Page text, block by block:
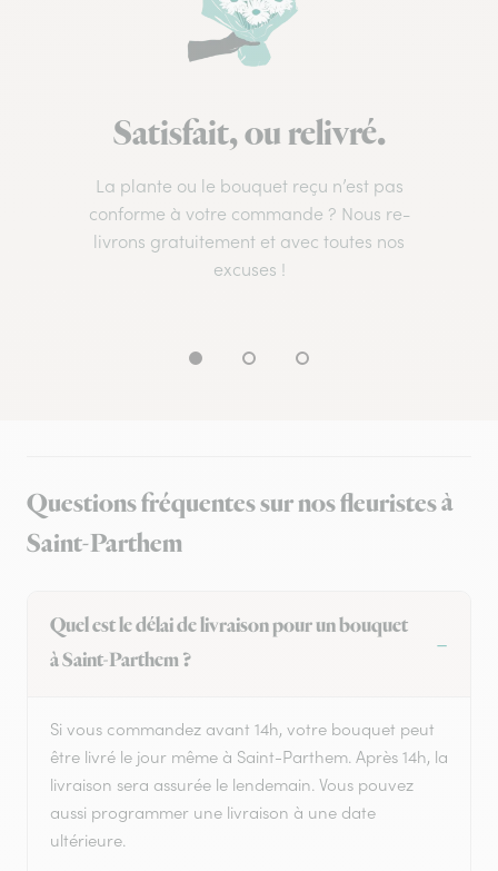
Satisfait, ou relivré.
La plante ou le bouquet reçu n’est pas
conforme à votre commande ? Nous re-
livrons gratuitement et avec toutes nos
excuses !
Questions fréquentes sur nos fleuristes à
Saint-Parthem
Quel est le délai de livraison pour un bouquet
à Saint-Parthem ?
Si vous commandez avant 14h, votre bouquet peut
être livré le jour même à Saint-Parthem. Après 14h, la
livraison sera assurée le lendemain. Vous pouvez
aussi programmer une livraison à une date
ultérieure.